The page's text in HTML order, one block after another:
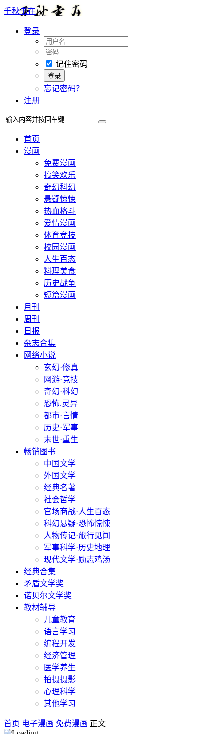
千秋书在
登录
记住密码
忘记密码？
注册
首页
漫画
免费漫画
搞笑欢乐
奇幻科幻
悬疑惊悚
热血格斗
爱情漫画
体育竞技
校园漫画
人生百态
料理美食
历史战争
短篇漫画
月刊
周刊
日报
杂志合集
网络小说
玄幻·修真
网游·竞技
奇幻·科幻
恐怖.灵异
都市·言情
历史·军事
末世·重生
畅销图书
中国文学
外国文学
经典名著
社会哲学
官场商战·人生百态
科幻悬疑·恐怖惊悚
人物传记·旅行见闻
军事科学·历史地理
现代文学·励志鸡汤
经典合集
矛盾文学奖
诺贝尔文学奖
教材辅导
儿童教育
语言学习
编程开发
经济管理
医学养生
拍摄摄影
心理科学
其他学习
首页 电子漫画 免费漫画 正文